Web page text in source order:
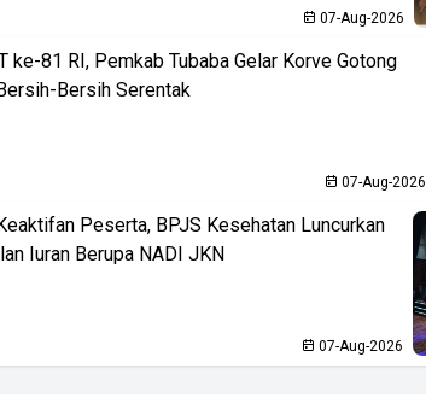
07-Aug-2026
ke-81 RI, Pemkab Tubaba Gelar Korve Gotong
Bersih Serentak
07-Aug-2026
Peserta, BPJS Kesehatan Luncurkan
Iuran Berupa NADI JKN
07-Aug-2026